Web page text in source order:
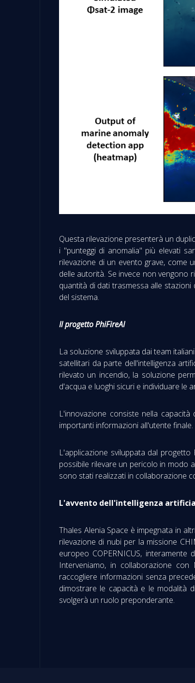
Questa rilevazione presenterà un
i "punteggi di anomalia" più elevati
rilevazione di un evento grave, come
delle autorità. Se invece non vengono
quantità di dati trasmessa alle
del sistema.
Il progetto PhiFireAI
La soluzione sviluppata dai team
satellitari da parte dell'intelligenza
rilevato un incendio, la soluzione
d'acqua e luoghi sicuri e individuare le
L'innovazione consiste nella
importanti informazioni all'utente finale.
L'applicazione sviluppata dal
possibile rilevare un pericolo in modo
sono stati realizzati in collaborazione
L'avvento dell'intelligenza
Thales Alenia Space è impegnata in
rilevazione di nubi per la missione
europeo COPERNICUS,
Interveniamo, in collaborazione
raccogliere informazioni senza
dimostrare le capacità e le modalità
svolgerà un ruolo preponderante.